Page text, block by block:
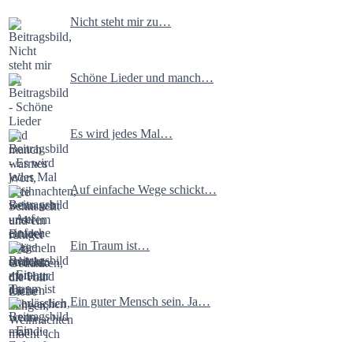
Nicht steht mir zu…
Schöne Lieder und manch…
Es wird jedes Mal…
Auf einfache Wege schickt…
Ein Traum ist…
Ein guter Mensch sein. Ja…